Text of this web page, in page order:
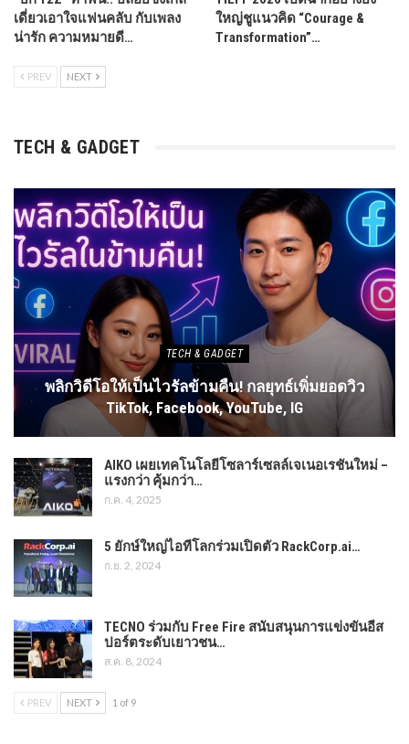
เดี่ยวเอาใจแฟนคลับ กับเพลง
น่ารัก ความหมายดี…
ใหญ่ชูแนวคิด “Courage &
Transformation”…
PREV NEXT
TECH & GADGET
TECH & GADGET
พลิกวิดีโอให้เป็นไวรัลข้ามคืน! กลยุทธ์เพิ่มยอดวิว
TikTok, Facebook, YouTube, IG
AIKO เผยเทคโนโลยีโซลาร์เซลล์เจเนอเรชันใหม่ –
แรงกว่า คุ้มกว่า…
ก.ค. 4, 2025
5 ยักษ์ใหญ่ไอทีโลกร่วมเปิดตัว RackCorp.ai…
ก.ย. 2, 2024
TECNO ร่วมกับ Free Fire สนับสนุนการแข่งขันอีส
ปอร์ตระดับเยาวชน…
ส.ค. 8, 2024
PREV NEXT 1 of 9